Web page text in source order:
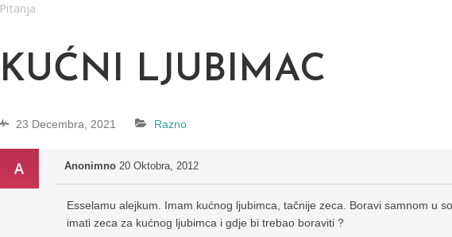
Pitanja
KUĆNI LJUBIMAC
23 Decembra, 2021 Razno
Anonimno 20 Oktobra, 2012
Esselamu alejkum. Imam kućnog ljubimca, tačnije zeca. Boravi samnom u
imati zeca za kućnog ljubimca i gdje bi trebao boraviti ?